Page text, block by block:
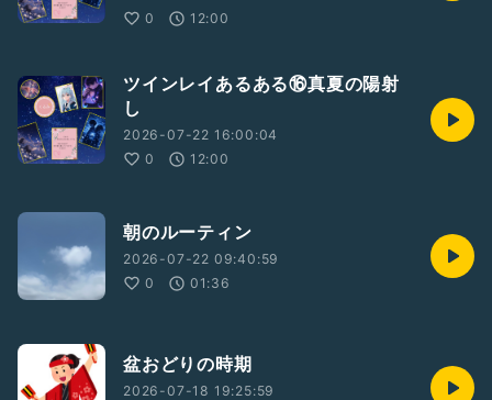
0
12:00
ツインレイあるある⑯真夏の陽射
し
2026-07-22 16:00:04
0
12:00
朝のルーティン
2026-07-22 09:40:59
0
01:36
盆おどりの時期
2026-07-18 19:25:59